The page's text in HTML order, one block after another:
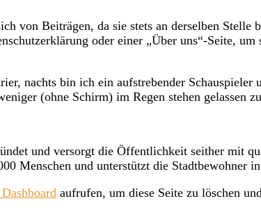
von Beiträgen, da sie stets an derselben
oder einer „Über uns“-Seite,
nachts bin ich ein aufstrebender
(ohne Schirm) im Regen stehen gelassen
und versorgt die Öffentlichkeit seither mit
Menschen und unterstützt die Stadtbewohner
aufrufen, um diese Seite zu löschen